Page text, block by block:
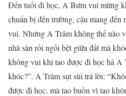
Đến tuổi đi học, A Bưm vui mừng
chuẩn bị đến trường, cậu mang đến
vui. Nhưng A Trâm không thể nào
nhà sàn rồi ngồi bệt giữa đất mà
không vui khi tao được đi học hả A
khóc?”. A Trâm sụt sùi trả lời:
được đi học, mà tao buồn vì tao